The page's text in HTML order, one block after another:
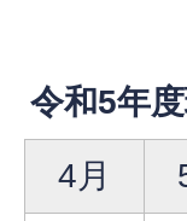
令和5年
4月